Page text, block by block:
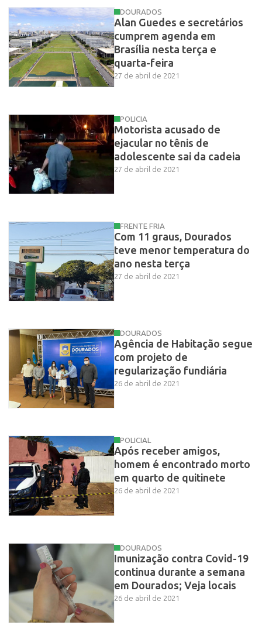
DOURADOS
Alan Guedes e secretários
cumprem agenda em
Brasília nesta terça e
quarta-feira
27 de abril de 2021
POLICIA
Motorista acusado de
ejacular no tênis de
adolescente sai da cadeia
27 de abril de 2021
FRENTE FRIA
Com 11 graus, Dourados
teve menor temperatura do
ano nesta terça
27 de abril de 2021
DOURADOS
Agência de Habitação segue
com projeto de
regularização fundiária
26 de abril de 2021
POLICIAL
Após receber amigos,
homem é encontrado morto
em quarto de quitinete
26 de abril de 2021
DOURADOS
Imunização contra Covid-19
continua durante a semana
em Dourados; Veja locais
26 de abril de 2021